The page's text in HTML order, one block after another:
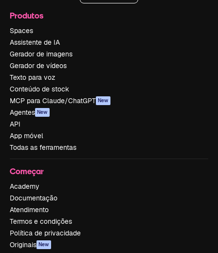
Produtos
Spaces
Assistente de IA
Gerador de imagens
Gerador de vídeos
Texto para voz
Conteúdo de stock
MCP para Claude/ChatGPT New
Agentes New
API
App móvel
Todas as ferramentas
Começar
Academy
Documentação
Atendimento
Termos e condições
Política de privacidade
Originais New